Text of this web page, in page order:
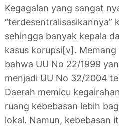
Kegagalan yang sangat
“terdesentralisasikannya”
sehingga banyak kepala
kasus korupsi[v].
bahwa UU No 22/1999
menjadi UU No 32/2004
Daerah memicu
ruang kebebasan lebih
lokal. Namun, kebebasan